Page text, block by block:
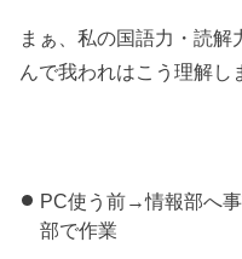
まぁ、私の国語力・読
んで我われはこう理解し
PC使う前→情報部へ
部で作業